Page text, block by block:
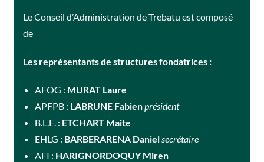
Le Conseil d’Administration de Trebatu est composé
de
Les représentants de structures fondatrices :
AFOG : MURAT Laure
APFPB : LABRUNE Fabienprésident
B.L.E. : ETCHART Maite
EHLG : BARBERARENA Danielsecrétaire
AFI : HARIGNORDOQUY Miren